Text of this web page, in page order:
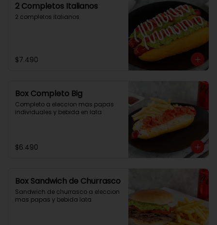
2 Completos Italianos
2 completos italianos
$7.490
Box Completo Big
Completo a eleccion mas papas
individuales y bebida en lata
$6.490
Box Sandwich de Churrasco
Sandwich de churrasco a eleccion
mas papas y bebida lata